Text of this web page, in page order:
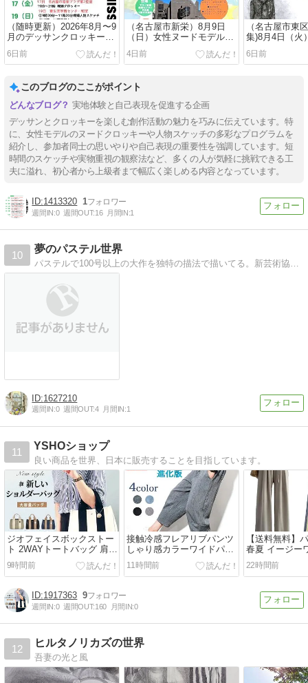
（随時更新）2026年8月〜9
月のデッサンクロッキー会
の予定
6日前
（名古屋市新栄）8月9日
（日）女性ヌードモデルの
やさしい芸創デッサンクロ
ッキー開催のお知らせ
4日前
（名古屋市東
集)8月4日（火
人物画のお知
6日前
このブログのここがポイント
実地体験と自己表現を促進する企画
デッサンとクロッキーを楽しむ創作活動の魅力を巧みに伝えています。特
に、女性モデルのヌードクロッキーや人物スケッチの多彩なプログラムを
紹介し、参加者同士の思いやりや自己表現の重要性を強調しています。短
時間のスケッチや実物重視の観察法など、多くの人が気軽に挑戦できる工
夫に溢れ、初心者から上級者まで幅広く楽しめる内容となっています。
1413320 1
週間IN:0 週間OUT:16 月間IN:1
10
夢のパステル世界
パステルで100号以上の大作を独特の描法で描いてる。新芸術協会副理事長・日本美術家連盟会員
1627210
週間IN:0 週間OUT:4 月間IN:1
11
YSHOショップ
良い商品を世界、日本に販売することを目指しています。
ジオフェイスボックストー
ト 2WAYトートバッグ 肩楽
トートバッグ LH-L0001Z
9時間前
接触冷感フレアリブパンツ
しゃり感カラーワイドパン
ツ リネン・麻イージーパン
ツ」
11時間前
【送料無料】
春夏 イージー
レディース ボ
22時間前
1917363 9
週間IN:0 週間OUT:160 月間IN:0
12
ヒルタノリカズの世界
吾妻の光と風